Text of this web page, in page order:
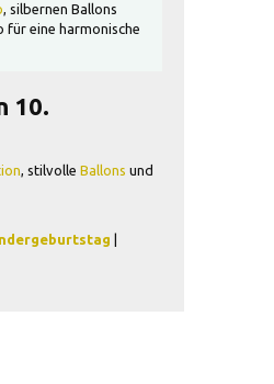
, silbernen Ballons
eine harmonische
10.
, stilvolle Ballons und
|